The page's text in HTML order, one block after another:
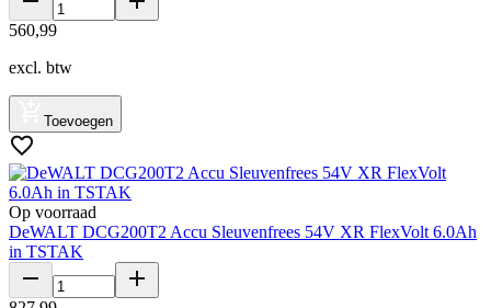
560,99
excl. btw
Toevoegen
Op voorraad
DeWALT DCG200T2 Accu Sleuvenfrees 54V XR FlexVolt 6.0Ah
in TSTAK